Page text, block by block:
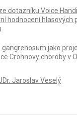
dotazníku Voice
hodnocení hlasových
gangrenosum jako
Crohnovy choroby v
Jaroslav Veselý